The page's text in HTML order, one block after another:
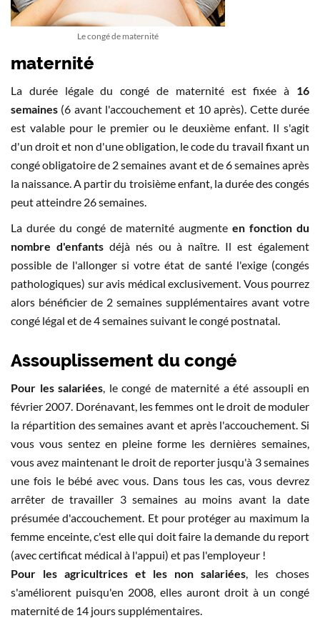
Le congé de maternité
maternité
La durée légale du congé de maternité est fixée à 16
semaines (6 avant l'accouchement et 10 après). Cette durée
est valable pour le premier ou le deuxième enfant. Il s'agit
d'un droit et non d'une obligation, le code du travail fixant un
congé obligatoire de 2 semaines avant et de 6 semaines après
la naissance. A partir du troisième enfant, la durée des congés
peut atteindre 26 semaines.
La durée du congé de maternité augmenteen fonction du
nombre d'enfantsdéjà nés ou à naître. Il est également
possible de l'allonger si votre état de santé l'exige (congés
pathologiques) sur avis médical exclusivement. Vous pourrez
alors bénéficier de 2 semaines supplémentaires avant votre
congé légal et de 4 semaines suivant le congé postnatal.
Assouplissement du congé
Pour les salariées, le congé de maternité a été assoupli en
février 2007. Dorénavant, les femmes ont le droit de moduler
la répartition des semaines avant et après l'accouchement. Si
vous vous sentez en pleine forme les dernières semaines,
vous avez maintenant le droit de reporter jusqu'à 3 semaines
une fois le bébé avec vous. Dans tous les cas, vous devrez
arrêter de travailler 3 semaines au moins avant la date
présumée d'accouchement. Et pour protéger au maximum la
femme enceinte, c'est elle qui doit faire la demande du report
(avec certificat médical à l'appui) et pas l'employeur !
Pour les agricultrices et les non salariées, les choses
s'améliorent puisqu'en 2008, elles auront droit à un congé
maternité de 14 jours supplémentaires.